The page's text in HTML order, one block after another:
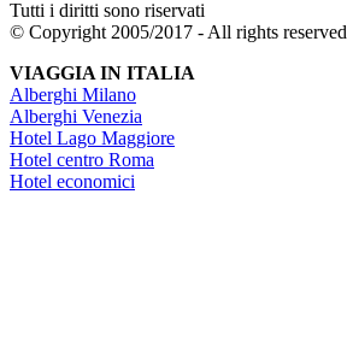
Tutti i diritti sono riservati
© Copyright 2005/2017 - All rights reserved
VIAGGIA IN ITALIA
Alberghi Milano
Alberghi Venezia
Hotel Lago Maggiore
Hotel centro Roma
Hotel economici